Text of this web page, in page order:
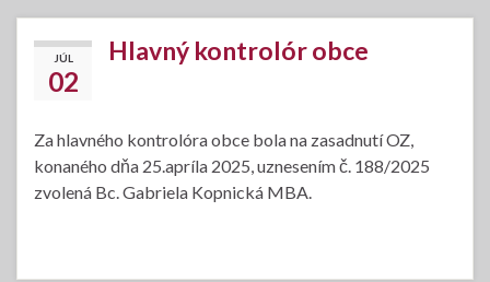
JÚL
02
Hlavný kontrolór obce
Za hlavného kontrolóra obce bola na zasadnutí OZ,
konaného dňa 25.apríla 2025, uznesením č. 188/2025
zvolená Bc. Gabriela Kopnická MBA.